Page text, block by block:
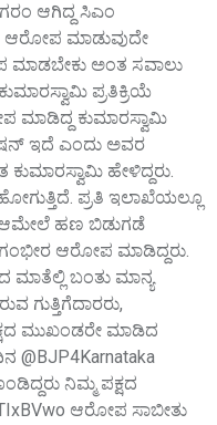
ಆಗಿದ್ದ ಸಿಎಂ
ಆರೋಪ ಮಾಡುವುದೇ
ಅಂತ ಸವಾಲು
ಪ್ರತಿಕ್ರಿಯೆ
ಮಾಡಿದ್ದ ಕುಮಾರಸ್ವಾಮಿ
ಇದೆ ಎಂದು ಅವರ
ಕುಮಾರಸ್ವಾಮಿ ಹೇಳಿದ್ದರು.
ಪ್ರತಿ ಇಲಾಖೆಯಲ್ಲೂ
ಆಮೇಲೆ ಹಣ ಬಿಡುಗಡೆ
ಆರೋಪ ಮಾಡಿದ್ದರು.
ಬಂತು ಮಾನ್ಯ
ಗುತ್ತಿಗೆದಾರರು,
ಮುಖಂಡರೇ ಮಾಡಿದ
@BJP4Karnataka
ನಿಮ್ಮ ಪಕ್ಷದ
ಆರೋಪ ಸಾಬೀತು